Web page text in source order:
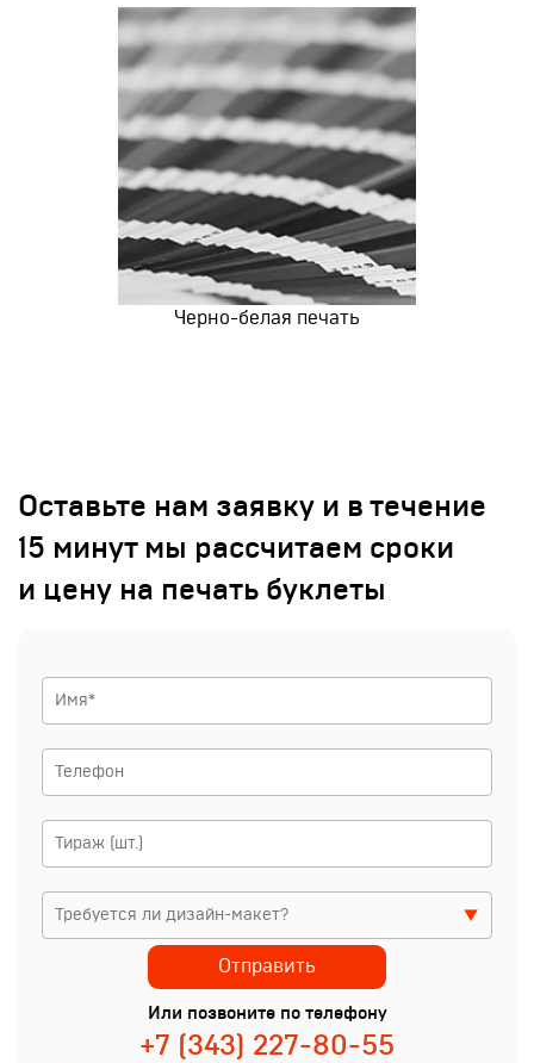
Черно-белая печать
Оставьте нам заявку и в течение
15 минут мы рассчитаем сроки
и цену на печать буклеты
Или позвоните по телефону
+7 (343) 227-80-55